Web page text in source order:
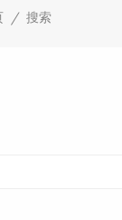
/ 搜索